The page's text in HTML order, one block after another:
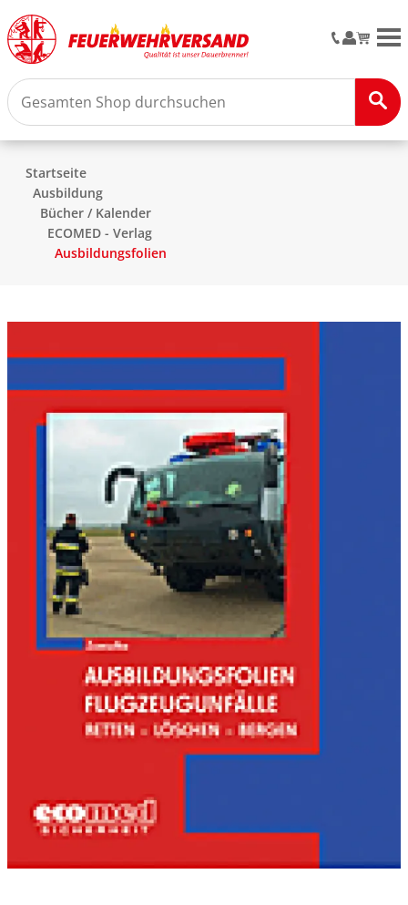
Startseite
Ausbildung
Bücher / Kalender
ECOMED - Verlag
Ausbildungsfolien